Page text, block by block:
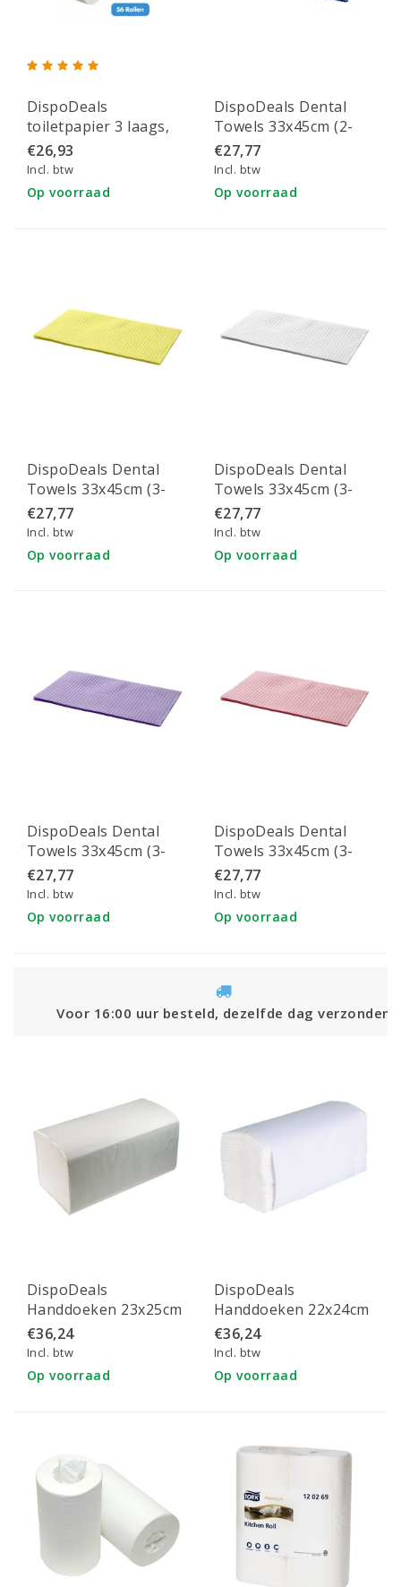
DispoDeals
toiletpapier 3 laags,
250 vellen (56 rollen)
€26,93
Incl. btw
Op voorraad
DispoDeals Dental
Towels 33x45cm (2-
laags) blauw
€27,77
Incl. btw
Op voorraad
DispoDeals Dental
Towels 33x45cm (3-
laags) geel
€27,77
Incl. btw
Op voorraad
DispoDeals Dental
Towels 33x45cm (3-
laags) wit
€27,77
Incl. btw
Op voorraad
DispoDeals Dental
Towels 33x45cm (3-
laags) paars
€27,77
Incl. btw
Op voorraad
DispoDeals Dental
Towels 33x45cm (3-
laags) roze
€27,77
Incl. btw
Op voorraad
Voor 16:00 uur besteld, dezelfde dag verzonden
DispoDeals
Handdoeken 23x25cm
z-vouw (2-laags) - wit
€36,24
Incl. btw
Op voorraad
DispoDeals
Handdoeken 22x24cm
z-vouw (2-laags) - wit
€36,24
Incl. btw
Op voorraad